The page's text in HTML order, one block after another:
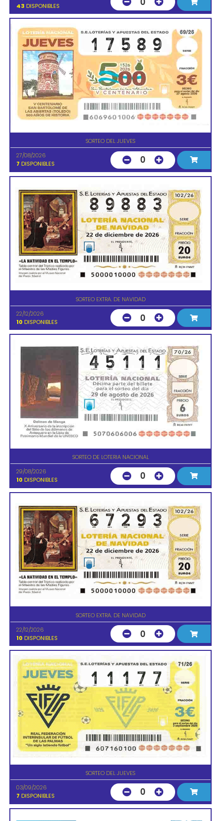
43 DISPONIBLES
SORTEO DEL JUEVES
27/08/2026
7 DISPONIBLES 0
SORTEO EXTRA. DE NAVIDAD
22/12/2026
10 DISPONIBLES 0
SORTEO DE LOTERIA NACIONAL
29/08/2026
10 DISPONIBLES 0
SORTEO EXTRA. DE NAVIDAD
22/12/2026
10 DISPONIBLES 0
SORTEO DEL JUEVES
03/09/2026
7 DISPONIBLES 0